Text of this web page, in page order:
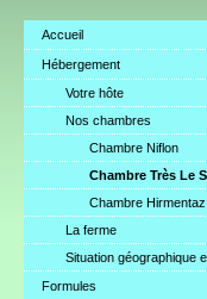
Accueil
Hébergement
Votre hôte
Nos chambres
Chambre Niflon
Chambre Très Le
Chambre Hirmentaz
La ferme
Situation géographique
Formules